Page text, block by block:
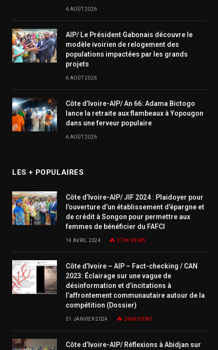
6 AOÛT 2026
AIP/ Le Président Gabonais découvre le
modèle ivoirien de relogement des
populations impactées par les grands
projets
6 AOÛT 2026
Côte d’Ivoire-AIP/ An 66: Adama Bictogo
lance la retraite aux flambeaux à Yopougon
dans une ferveur populaire
6 AOÛT 2026
LES + POPULAIRES
Côte d’Ivoire-AIP/ JIF 2024 : Plaidoyer pour
l’ouverture d’un établissement d’épargne et
de crédit à Songon pour permettre aux
femmes de bénéficier du FAFCI
14 AVRIL 2024 273K VIEWS
Côte d’Ivoire – AIP – Fact-checking / CAN
2023: Éclairage sur une vague de
désinformation et d’incitations à
l’affrontement communautaire autour de la
compétition (Dossier)
31 JANVIER 2024 266KVIEWS
Côte d’Ivoire-AIP/ Réflexions à Abidjan sur